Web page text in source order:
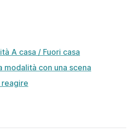
A casa / Fuori casa
modalità con una scena